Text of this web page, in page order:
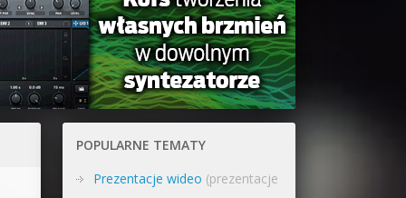
Newsletter
Materiały dla mediów
Archiwum aktualności
POPULARNE TEMATY
Prezentacje wideo (prezentacje